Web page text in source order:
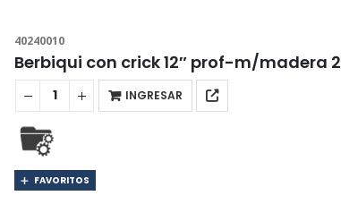
40240010
Berbiqui con crick 12″ prof-m/madera 2
INGRESAR
FAVORITOS